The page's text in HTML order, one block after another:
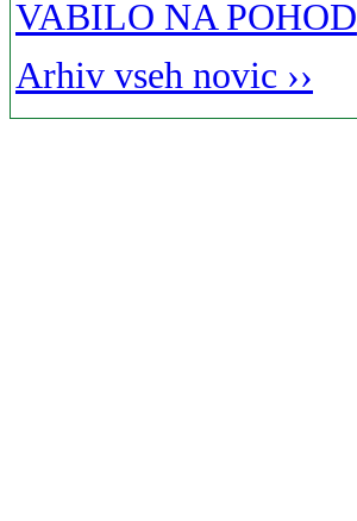
VABILO NA POHOD
Arhiv vseh novic ››